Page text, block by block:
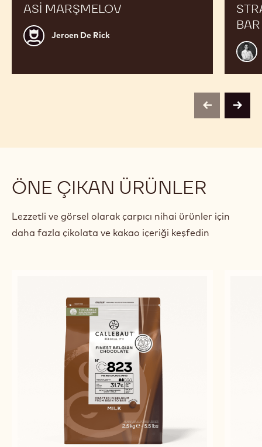
ASI MARŞMELOV
Jeroen
De
Jeroen De Rick
BAR
Erol
previousnext
ÖNE ÇIKAN ÜRÜNLER
Lezzetli ve görsel olarak çarpıcı nihai ürünler için
daha fazla çikolata ve kakao içeriği keşfedin